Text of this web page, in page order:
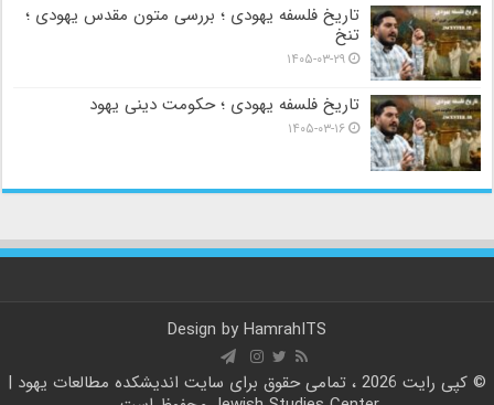
تاریخ فلسفه یهودی ؛ بررسی متون مقدس یهودی ؛
تنخ
۱۴۰۵-۰۳-۲۹
تاریخ فلسفه یهودی ؛ حکومت دینی یهود
۱۴۰۵-۰۳-۱۶
Design by HamrahITS
© کپی رایت 2026 ، تمامی حقوق برای سایت
اندیشکده مطالعات یهود |